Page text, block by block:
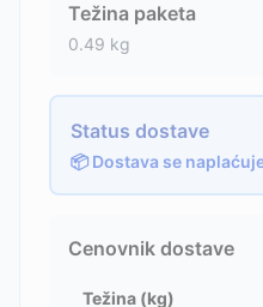
Težina paketa
0.49 kg
Status dostave
📦 Dostava se
Cenovnik dostave
Težina (kg)